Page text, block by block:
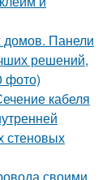
домов. Панели
решений,
фото)
кабеля
стеновых
своими